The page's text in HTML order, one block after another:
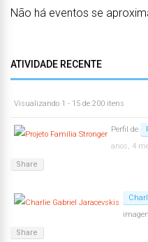
Não há eventos se
ATIVIDADE RECENTE
Visualizando 1 - 15 de 200 itens
Perfil de
anos, 4
Share
Share